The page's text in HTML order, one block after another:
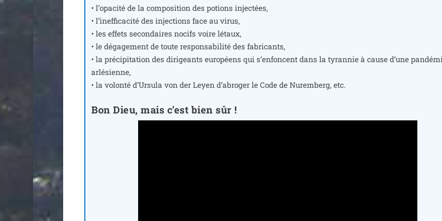
• l’o­pa­ci­té de la com­po­si­tion des potions injec­tées,
• l’i­nef­fi­ca­ci­té des injec­tions face au virus,
• les effets secon­daires nocifs voire létaux,
• le déga­ge­ment de toute res­pon­sa­bi­li­té des fabri­cants,
• la pré­ci­pi­ta­tion des diri­geants euro­péens qui s’en­foncent dans la tyran­nie à cause d’une
arlé­sienne,
• la volon­té d’Ursula von der Leyen d’a­bro­ger le Code de Nuremberg, etc.
Bon Dieu, mais c’est bien sûr !